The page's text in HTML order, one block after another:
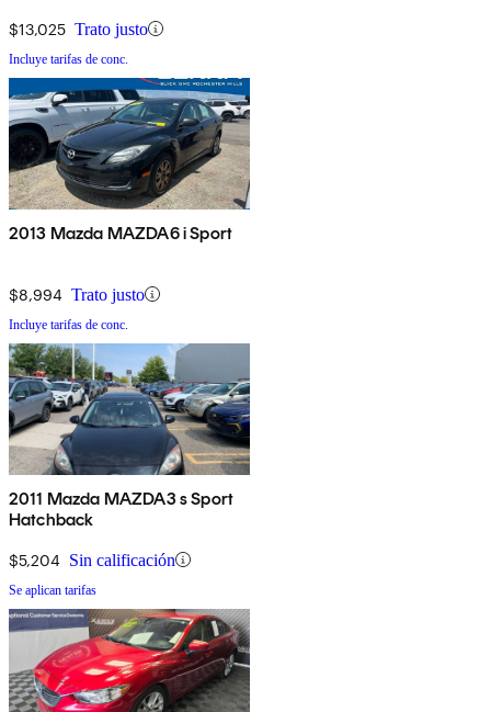
$13,025 Trato justo
Incluye tarifas de conc.
2013 Mazda MAZDA6 i Sport
$8,994 Trato justo
Incluye tarifas de conc.
2011 Mazda MAZDA3 s Sport
Hatchback
$5,204 Sin calificación
Se aplican tarifas